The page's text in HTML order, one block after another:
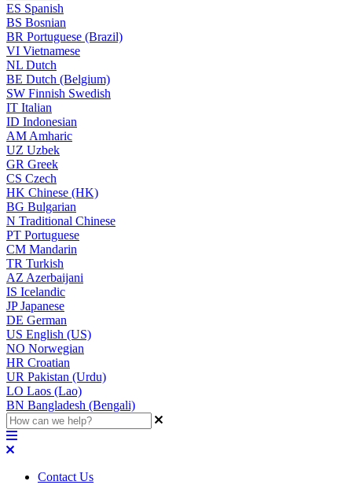
ES Spanish
BS Bosnian
BR Portuguese (Brazil)
VI Vietnamese
NL Dutch
BE Dutch (Belgium)
SW Finnish Swedish
IT Italian
ID Indonesian
AM Amharic
UZ Uzbek
GR Greek
CS Czech
HK Chinese (HK)
BG Bulgarian
N Traditional Chinese
PT Portuguese
CM Mandarin
TR Turkish
AZ Azerbaijani
IS Icelandic
JPJapanese
DE German
US English (US)
NO Norwegian
HR Croatian
UR Pakistan (Urdu)
LO Laos (Lao)
BN Bangladesh (Bengali)
Contact Us